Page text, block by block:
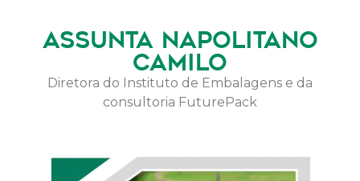
ASSUNTA NAPOLITANO
CAMILO
Diretora do Instituto de Embalagens e da
consultoria FuturePack